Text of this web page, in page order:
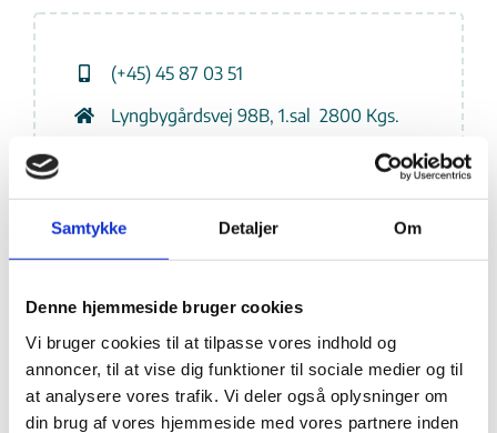
Samtykke Detaljer Om
Denne hjemmeside bruger cookies
Vi bruger cookies til at tilpasse vores indhold og
annoncer, til at vise dig funktioner til sociale medier og til
at analysere vores trafik. Vi deler også oplysninger om
din brug af vores hjemmeside med vores partnere inden
(+45) 45 87 03 51
Lyngbygårdsvej 98B, 1.sal 2800 Kgs.
Gratis parkering ved døren